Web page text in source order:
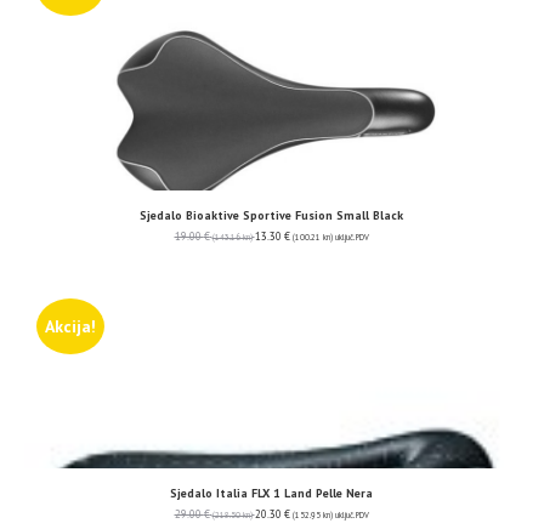
Sjedalo Bioaktive Sportive Fusion Small Black
19.00€ (143.16 kn) 13.30 € (100.21 kn) uključ. PDV
Akcija!
Sjedalo Italia FLX 1 Land Pelle Nera
29.00€ (218.50 kn) 20.30 € (152.95 kn) uključ. PDV